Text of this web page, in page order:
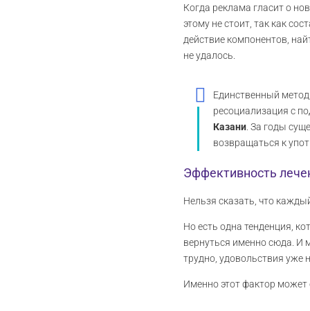
Когда реклама гласит о
этому не стоит, так как
действие компонентов,
не удалось.
Единственный
ресоциализация с
Казани . За годы
возвращаться к
Эффективность
Нельзя сказать, что
Но есть одна тенденция,
вернуться именно сюда. И
трудно, удовольствия уже
Именно этот фактор может